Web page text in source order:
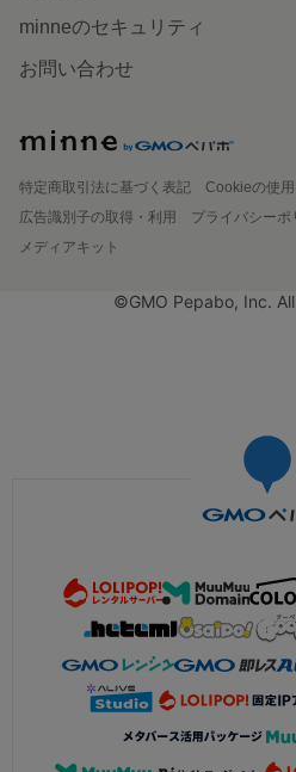
minneのセキュリティ
お問い合わせ
特定商取引法に基づく表記
Cookieの使
広告識別子の取得・利用
プライバシーポ
メディアキット
©GMO Pepabo, Inc.